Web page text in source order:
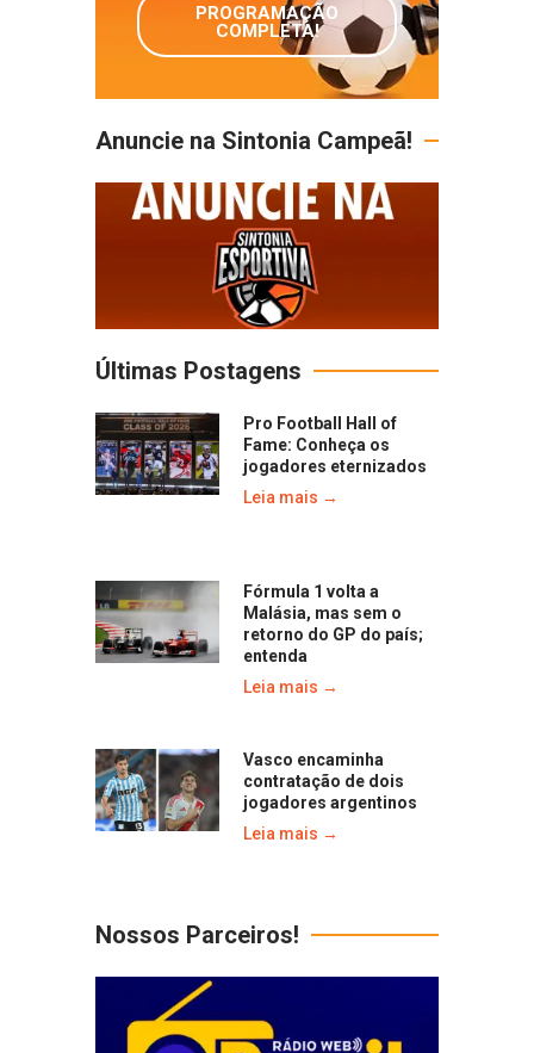
PROGRAMAÇÃO
COMPLETA!
Anuncie na Sintonia Campeã!
Últimas Postagens
Pro Football Hall of
Fame: Conheça os
jogadores eternizados
Leia mais →
Fórmula 1 volta a
Malásia, mas sem o
retorno do GP do país;
entenda
Leia mais →
Vasco encaminha
contratação de dois
jogadores argentinos
Leia mais →
Nossos Parceiros!